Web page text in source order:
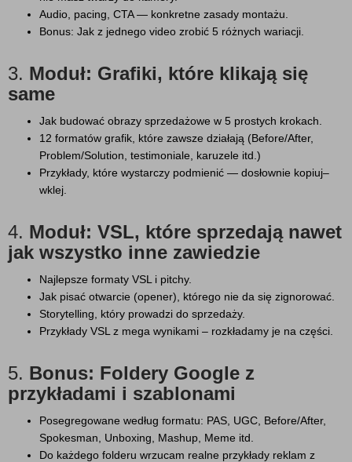
Audio, pacing, CTA — konkretne zasady montażu.
Bonus: Jak z jednego video zrobić 5 różnych wariacji.
3. Moduł: Grafiki, które klikają się
same
Jak budować obrazy sprzedażowe w 5 prostych krokach.
12 formatów grafik, które zawsze działają (Before/After,
Problem/Solution, testimoniale, karuzele itd.)
Przykłady, które wystarczy podmienić — dosłownie kopiuj–
wklej.
4. Moduł: VSL, które sprzedają nawet
jak wszystko inne zawiedzie
Najlepsze formaty VSL i pitchy.
Jak pisać otwarcie (opener), którego nie da się zignorować.
Storytelling, który prowadzi do sprzedaży.
Przykłady VSL z mega wynikami – rozkładamy je na części.
5. Bonus: Foldery Google z
przykładami i szablonami
Posegregowane według formatu: PAS, UGC, Before/After,
Spokesman, Unboxing, Mashup, Meme itd.
Do każdego folderu wrzucam realne przykłady reklam z